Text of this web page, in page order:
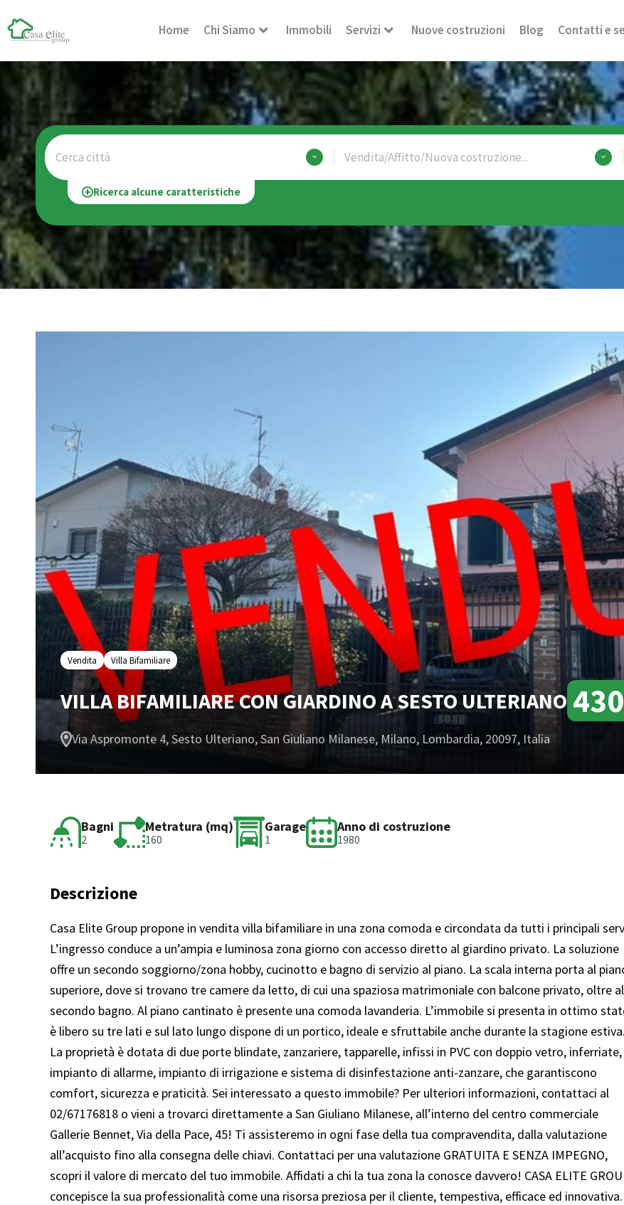
Home Chi Siamo Immobili Servizi Nuove costruzioni Blog Contatti e
Cerca città Vendita/Affitto/Nuova costruzione...
Ricerca alcune caratteristiche
Vendita Villa Bifamiliare
VILLA BIFAMILIARE CON GIARDINO A SESTO ULTERIANO
Via Aspromonte 4, Sesto Ulteriano, San Giuliano Milanese, Milano, Lombardia, 20097, Italia
Bagni
2
Metratura (mq)
160
Garage
1
Anno di costruzione
1980
Descrizione
Casa Elite Group propone in vendita villa bifamiliare in una zona comoda e circondata da tutti i principali
L’ingresso conduce a un’ampia e luminosa zona giorno con accesso diretto al giardino privato. La soluzione
offre un secondo soggiorno/zona hobby, cucinotto e bagno di servizio al piano. La scala interna porta al
superiore, dove si trovano tre camere da letto, di cui una spaziosa matrimoniale con balcone privato, oltre al
secondo bagno. Al piano cantinato è presente una comoda lavanderia. L’immobile si presenta in ottimo
è libero su tre lati e sul lato lungo dispone di un portico, ideale e sfruttabile anche durante la stagione estiva.
La proprietà è dotata di due porte blindate, zanzariere, tapparelle, infissi in PVC con doppio vetro, inferriate,
impianto di allarme, impianto di irrigazione e sistema di disinfestazione anti-zanzare, che garantiscono
comfort, sicurezza e praticità. Sei interessato a questo immobile? Per ulteriori informazioni, contattaci al
02/67176818 o vieni a trovarci direttamente a San Giuliano Milanese, all’interno del centro commerciale
Gallerie Bennet, Via della Pace, 45! Ti assisteremo in ogni fase della tua compravendita, dalla valutazione
all’acquisto fino alla consegna delle chiavi. Contattaci per una valutazione GRATUITA E SENZA IMPEGNO,
scopri il valore di mercato del tuo immobile. Affidati a chi la tua zona la conosce davvero! CASA ELITE
concepisce la sua professionalità come una risorsa preziosa per il cliente, tempestiva, efficace ed innovativa.